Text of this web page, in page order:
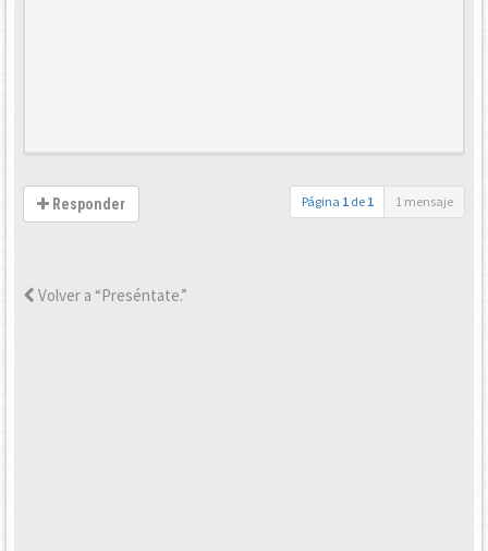
Responder Página 1 de 1 1 mensaje
Volver a “Preséntate.”